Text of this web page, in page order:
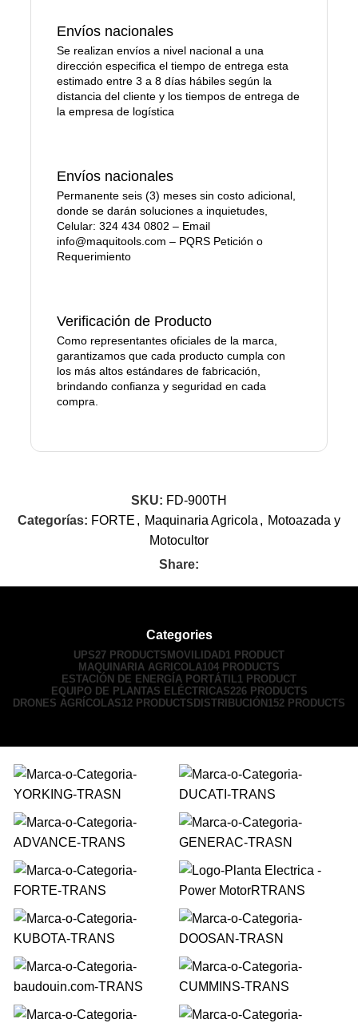
Envíos nacionales
Se realizan envíos a nivel nacional a una
dirección especifica el tiempo de entrega esta
estimado entre 3 a 8 días hábiles según la
distancia del cliente y los tiempos de entrega de
la empresa de logística
Envíos nacionales
Permanente seis (3) meses sin costo adicional,
donde se darán soluciones a inquietudes,
Celular: 324 434 0802 – Email
info@maquitools.com – PQRS Petición o
Requerimiento
Verificación de Producto
Como representantes oficiales de la marca,
garantizamos que cada producto cumpla con
los más altos estándares de fabricación,
brindando confianza y seguridad en cada
compra.
SKU: FD-900TH
Categorías: FORTE , Maquinaria Agricola , Motoazada y
Motocultor
Share:
Categories
UPS27 PRODUCTS MOVILIDAD1 PRODUCT
MAQUINARIA AGRICOLA104 PRODUCTS
ESTACIÓN DE ENERGÍA PORTÁTIL1 PRODUCT
EQUIPO DE PLANTAS ELÉCTRICAS226 PRODUCTS
DRONES AGRÍCOLAS12 PRODUCTS DISTRIBUCIÓN 152 PRODUCTS